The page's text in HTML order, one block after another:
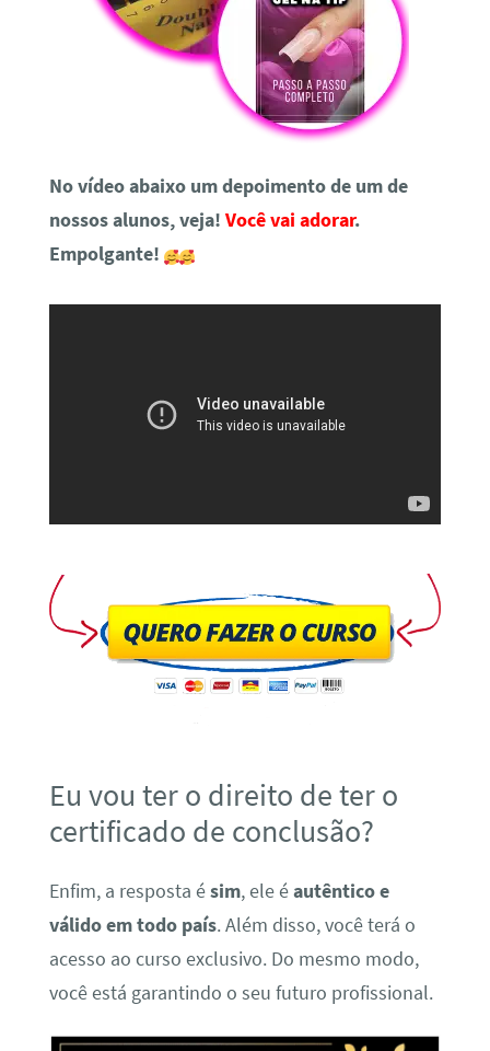
No vídeo abaixo um depoimento de um de
nossos alunos, veja! Você vai adorar.
Empolgante!
Eu vou ter o direito de ter o
certificado de conclusão?
Enfim, a resposta ésim, ele éautêntico e
válido em todo país. Além disso, você terá o
acesso ao curso exclusivo. Do mesmo modo,
você está garantindo o seu futuro profissional.